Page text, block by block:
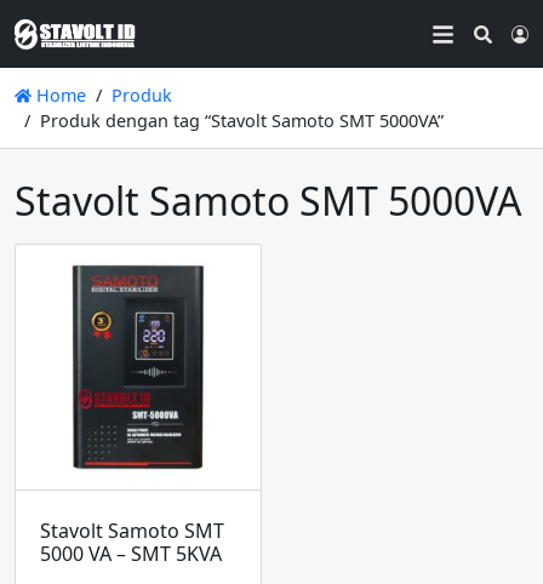
Home
Produk
Produk dengan tag “Stavolt Samoto SMT 5000VA”
Stavolt Samoto SMT 5000VA
Stavolt Samoto SMT
5000 VA – SMT 5KVA